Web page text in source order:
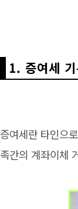
1. 증여세
증여세란 타인으
족간의 계좌이체